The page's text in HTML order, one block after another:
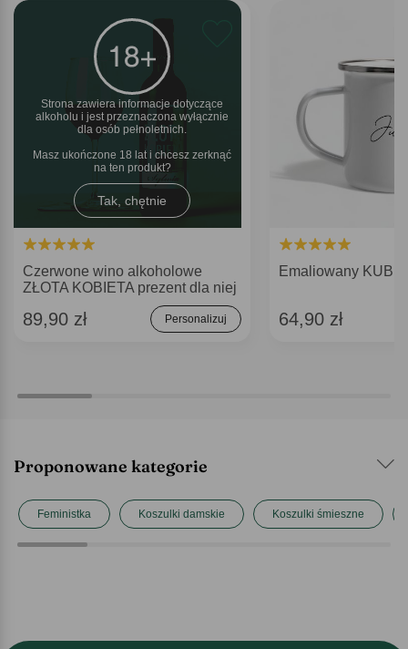
Strona zawiera informacje dotyczące
alkoholu i jest przeznaczona wyłącznie
dla osób pełnoletnich.
Masz ukończone 18 lat i chcesz zerknąć
na ten produkt
Tak, chętnie
Czerwone wino alkoholowe
ZŁOTA KOBIETA prezent dla niej
89,90 zł Personalizuj
Emaliowany
64,90 zł
Proponowane kategorie
Feministka Koszulki damskie Koszulki śmieszne